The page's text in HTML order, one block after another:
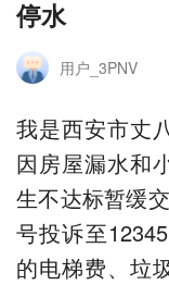
停水
用户_3PNV
我是西安市丈
因房屋漏水和
生不达标暂缓
号投诉至
的电梯费、垃